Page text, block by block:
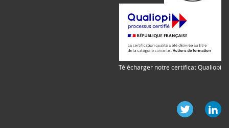
Télécharger notre certificat Qualiopi